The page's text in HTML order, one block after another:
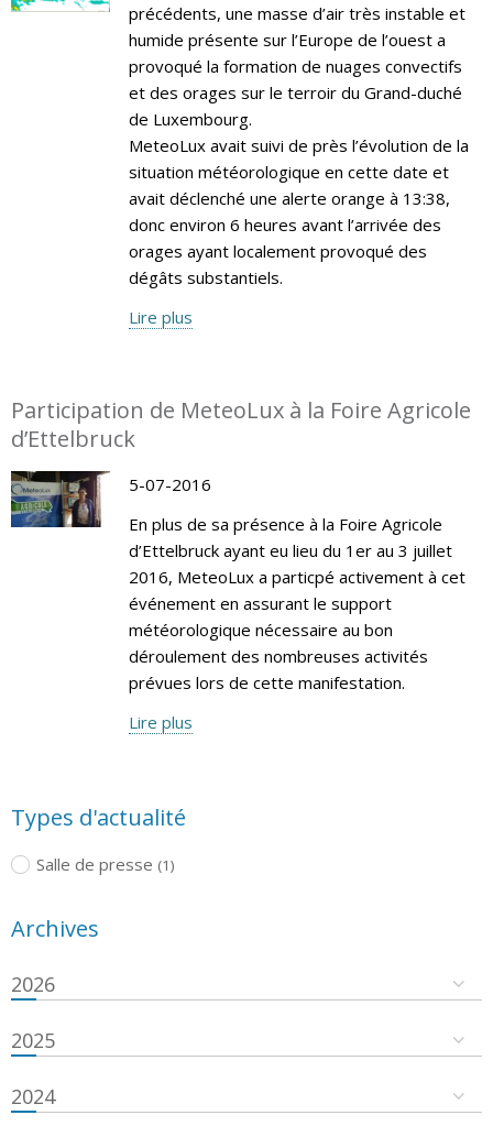
précédents, une masse d’air très instable et
humide présente sur l’Europe de l’ouest a
provoqué la formation de nuages convectifs
et des orages sur le terroir du Grand-duché
de Luxembourg.
MeteoLux avait suivi de près l’évolution de la
situation météorologique en cette date et
avait déclenché une alerte orange à 13:38,
donc environ 6 heures avant l’arrivée des
orages ayant localement provoqué des
dégâts substantiels.
Lire plus
Participation de MeteoLux à la Foire Agricole
d’Ettelbruck
5-07-2016
En plus de sa présence à la Foire Agricole
d’Ettelbruck ayant eu lieu du 1er au 3 juillet
2016, MeteoLux a particpé activement à cet
événement en assurant le support
météorologique nécessaire au bon
déroulement des nombreuses activités
prévues lors de cette manifestation.
Lire plus
Types d'actualité
Salle de presse (1)
Archives
2026
2025
2024